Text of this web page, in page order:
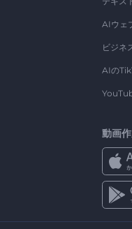
AIウェ
ビジネ
AIの
動画